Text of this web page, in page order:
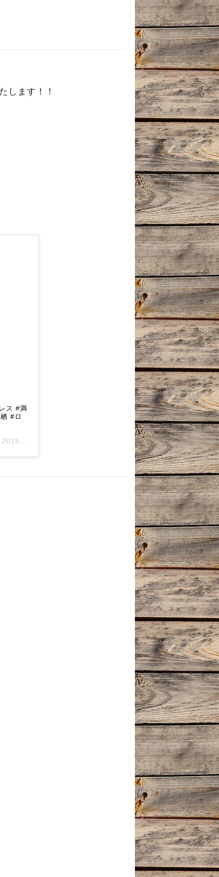
します！！
ス #満
#ロ
2019年 3月月21日午後6時52分PDT